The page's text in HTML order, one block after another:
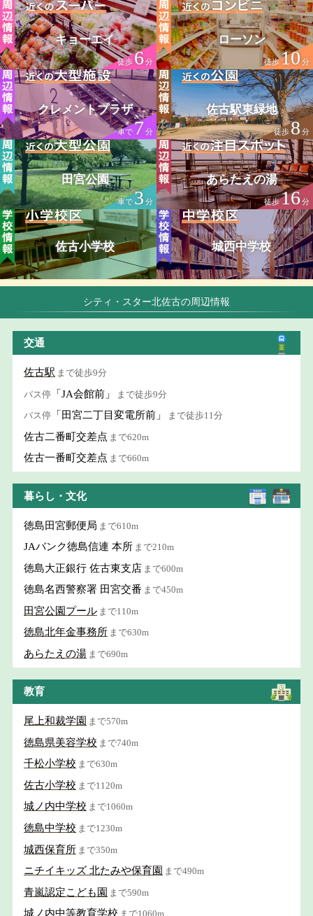
キョーエイ
徒歩6分
ローソン
徒歩10分
クレメントプラザ
車で7分
佐古駅東緑地
徒歩8 分
田宮公園
車で3 分
あらたえの湯
徒歩16分
佐古小学校 城西中学校
シティ・スター北佐古の周辺情報
交通
佐古駅 まで徒歩9分
バス停 「JA会館前」 まで徒歩9分
バス停 「田宮二丁目変電所前」 まで徒歩11分
佐古二番町交差点 まで620m
佐古一番町交差点 まで660m
暮らし・文化
徳島田宮郵便局 まで610m
JAバンク徳島信連 本所 まで210m
徳島大正銀行 佐古東支店 まで600m
徳島名西警察署 田宮交番 まで450m
田宮公園プール まで110m
徳島北年金事務所 まで630m
あらたえの湯 まで690m
教育
尾上和裁学園 まで570m
徳島県美容学校 まで740m
千松小学校 まで630m
佐古小学校 まで1120m
城ノ内中学校 まで1060m
徳島中学校 まで1230m
城西保育所 まで350m
ニチイキッズ 北たみや保育園 まで490m
青嵐認定こども園 まで590m
城ノ内中等教育学校 まで1060m